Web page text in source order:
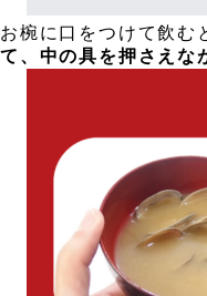
お椀に口をつけて飲む
て、中の具を押さえな